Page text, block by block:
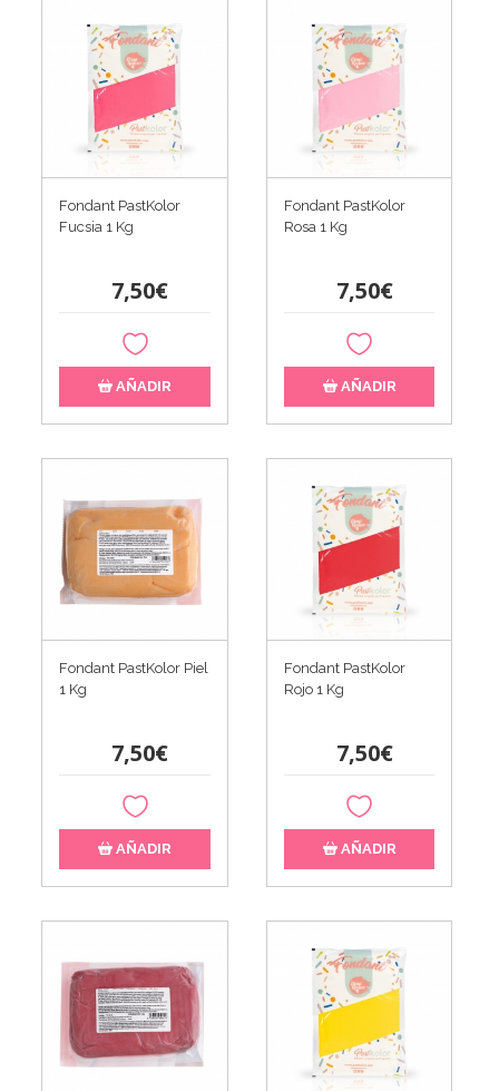
Fondant PastKolor
Fucsia 1 Kg
7,50€
AÑADIR
Fondant PastKolor
Rosa 1 Kg
7,50€
AÑADIR
Fondant PastKolor Piel
1 Kg
7,50€
AÑADIR
Fondant PastKolor
Rojo 1 Kg
7,50€
AÑADIR